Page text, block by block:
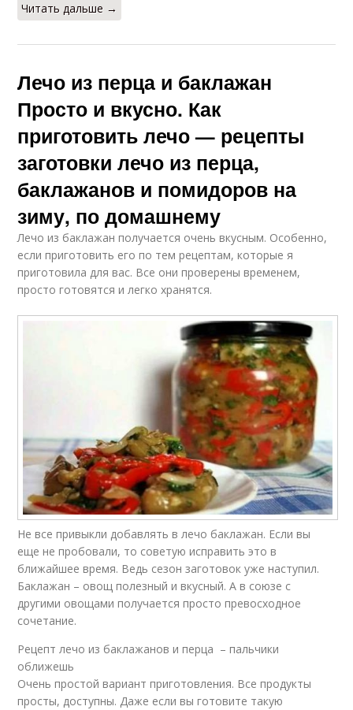
Читать дальше →
Лечо из перца и баклажан
Просто и вкусно. Как
приготовить лечо — рецепты
заготовки лечо из перца,
баклажанов и помидоров на
зиму, по домашнему
Лечо из баклажан получается очень вкусным. Особенно,
если приготовить его по тем рецептам, которые я
приготовила для вас. Все они проверены временем,
просто готовятся и легко хранятся.
Не все привыкли добавлять в лечо баклажан. Если вы
еще не пробовали, то советую исправить это в
ближайшее время. Ведь сезон заготовок уже наступил.
Баклажан – овощ полезный и вкусный. А в союзе с
другими овощами получается просто превосходное
сочетание.
Рецепт лечо из баклажанов и перца – пальчики
оближешь
Очень простой вариант приготовления. Все продукты
просты, доступны. Даже если вы готовите такую